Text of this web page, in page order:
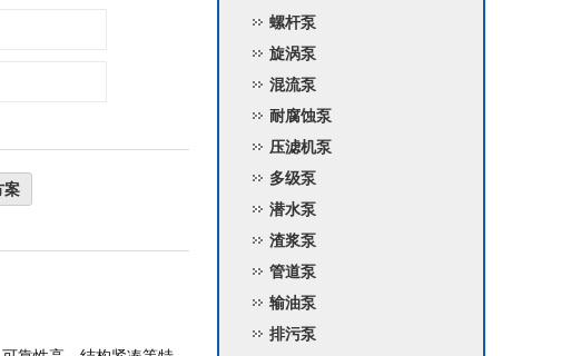
案
螺杆泵
旋涡泵
混流泵
耐腐蚀泵
压滤机泵
多级泵
潜水泵
渣浆泵
管道泵
输油泵
排污泵